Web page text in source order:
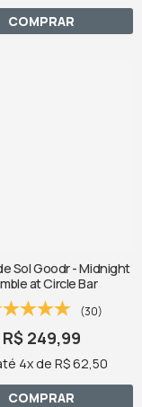
COMPRAR
Sol Goodr - Midnight
at Circle Bar
(30)
R$ 249,99
4x de R$ 62,50
COMPRAR